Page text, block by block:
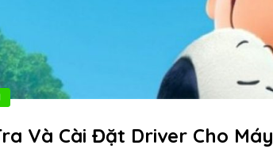
Và Cài Đặt Driver Cho Máy